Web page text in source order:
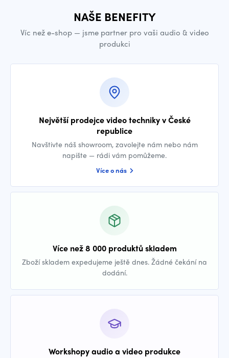
NAŠE BENEFITY
Víc než e-shop — jsme partner pro vaši audio & video
produkci
Největší prodejce video techniky v České
republice
Navštivte náš showroom, zavolejte nám nebo nám
napište — rádi vám pomůžeme.
Více o nás
Více než 8 000 produktů skladem
Zboží skladem expedujeme ještě dnes. Žádné čekání na
dodání.
Workshopy audio a video produkce